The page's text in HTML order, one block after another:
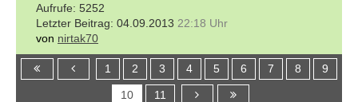
5252
04.09.2013 22:18 Uhr
von nirtak70
1 2 3 4 5 6 7 8 9
10 11